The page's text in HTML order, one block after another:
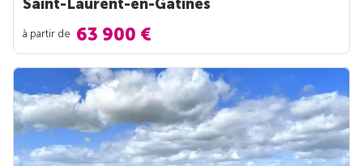
Saint-Laurent-en-Gâtines
à partir de 63 900 €